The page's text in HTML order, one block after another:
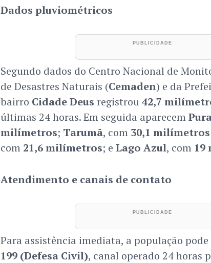
Dados pluviométricos
Segundo dados do Centro Nacional de
de Desastres Naturais (Cemaden) e da
bairro Cidade Deus registrou 42,7
últimas 24 horas. Em seguida aparecem
milímetros; Tarumã, com 30,1 milímetros
com 21,6 milímetros; e Lago Azul, com 19
Atendimento e canais de contato
Para assistência imediata, a população
199 (Defesa Civil), canal operado 24 horas